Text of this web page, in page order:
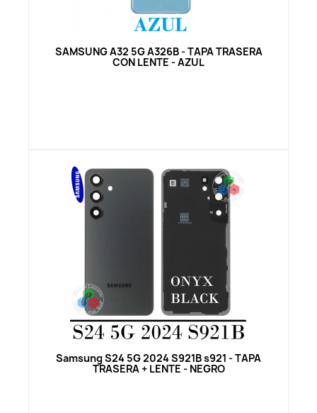
Vista rápida
SAMSUNG A32 5G A326B - TAPA TRASERA
CON LENTE - AZUL
Vista rápida
Samsung S24 5G 2024 S921B s921 - TAPA
TRASERA + LENTE - NEGRO